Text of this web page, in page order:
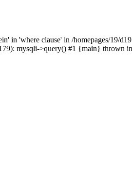
in 'where clause' in /homepages/19/
mysqli->query() #1 {main} thrown in